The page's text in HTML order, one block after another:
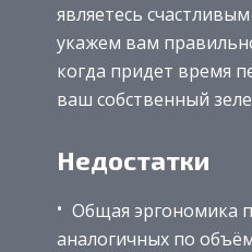
являетесь
укажем вам
когда придет время
ваш собственный
Недостатки
Общая эргономика
аналогичных по